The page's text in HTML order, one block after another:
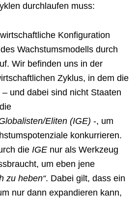
durchlaufen muss:
Konfiguration
Wachstumsmodells durch
Wir befinden uns in der
Zyklus, in dem die
und dabei sind nicht Staaten
Eliten (IGE) -, um
konkurrieren.
die IGE nur als Werkzeug
um eben jene
zu heben“. Dabei gilt, dass ein
nur dann expandieren kann,